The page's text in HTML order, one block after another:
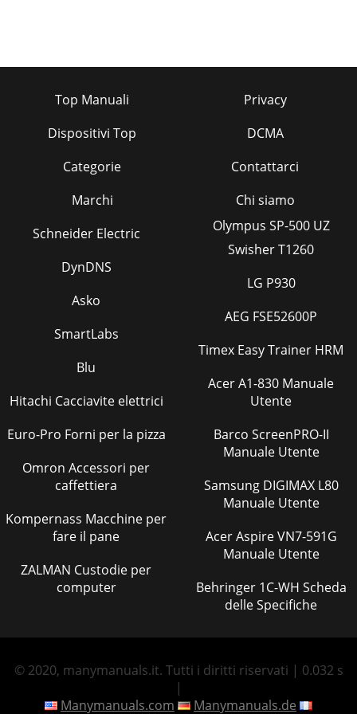
Top Manuali
Dispositivi Top
Categorie
Marchi
Privacy
DCMA
Contattarci
Chi siamo
Schneider Electric
DynDNS
Asko
SmartLabs
Blu
Hitachi Cacciavite elettrici
Euro-Pro Forni per la pizza
Omron Accessori per
caffettiera
Kompernass Macchine per
fare il pane
ZALMAN Custodie per
computer
Olympus SP-500 UZ
Swisher T1260
LG P930
AEG FSE52600P
Timex Easy Trainer HRM
Acer A1-830 Manuale
Utente
Barco ScreenPRO-II
Manuale Utente
Samsung DIGIMAX L80
Manuale Utente
Acer Aspire VN7-591G
Manuale Utente
Behringer 1C-WH Scheda
delle Specifiche
© 2020, manymanuals.it. Tutti i diritti riservati | 0.032 s
|
Manymanuals.com
Manymanuals.de